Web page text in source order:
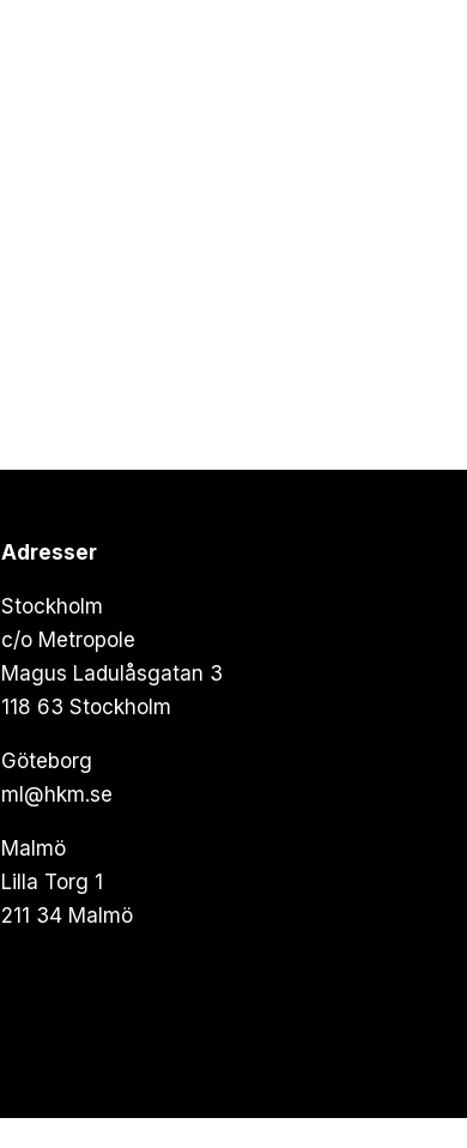
Adresser
Stockholm
c/o Metropole
Magus Ladulåsgatan 3
118 63 Stockholm
Göteborg
ml@hkm.se
Malmö
Lilla Torg 1
211 34 Malmö